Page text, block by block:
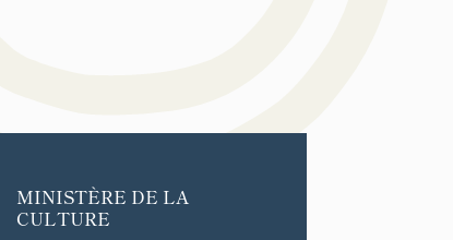
MINISTÈRE DE LA
CULTURE